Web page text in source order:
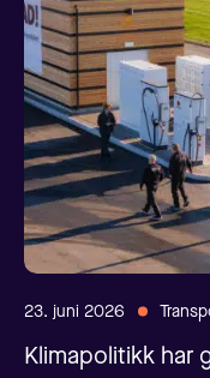
23. juni 2026
Klimapolitikk har